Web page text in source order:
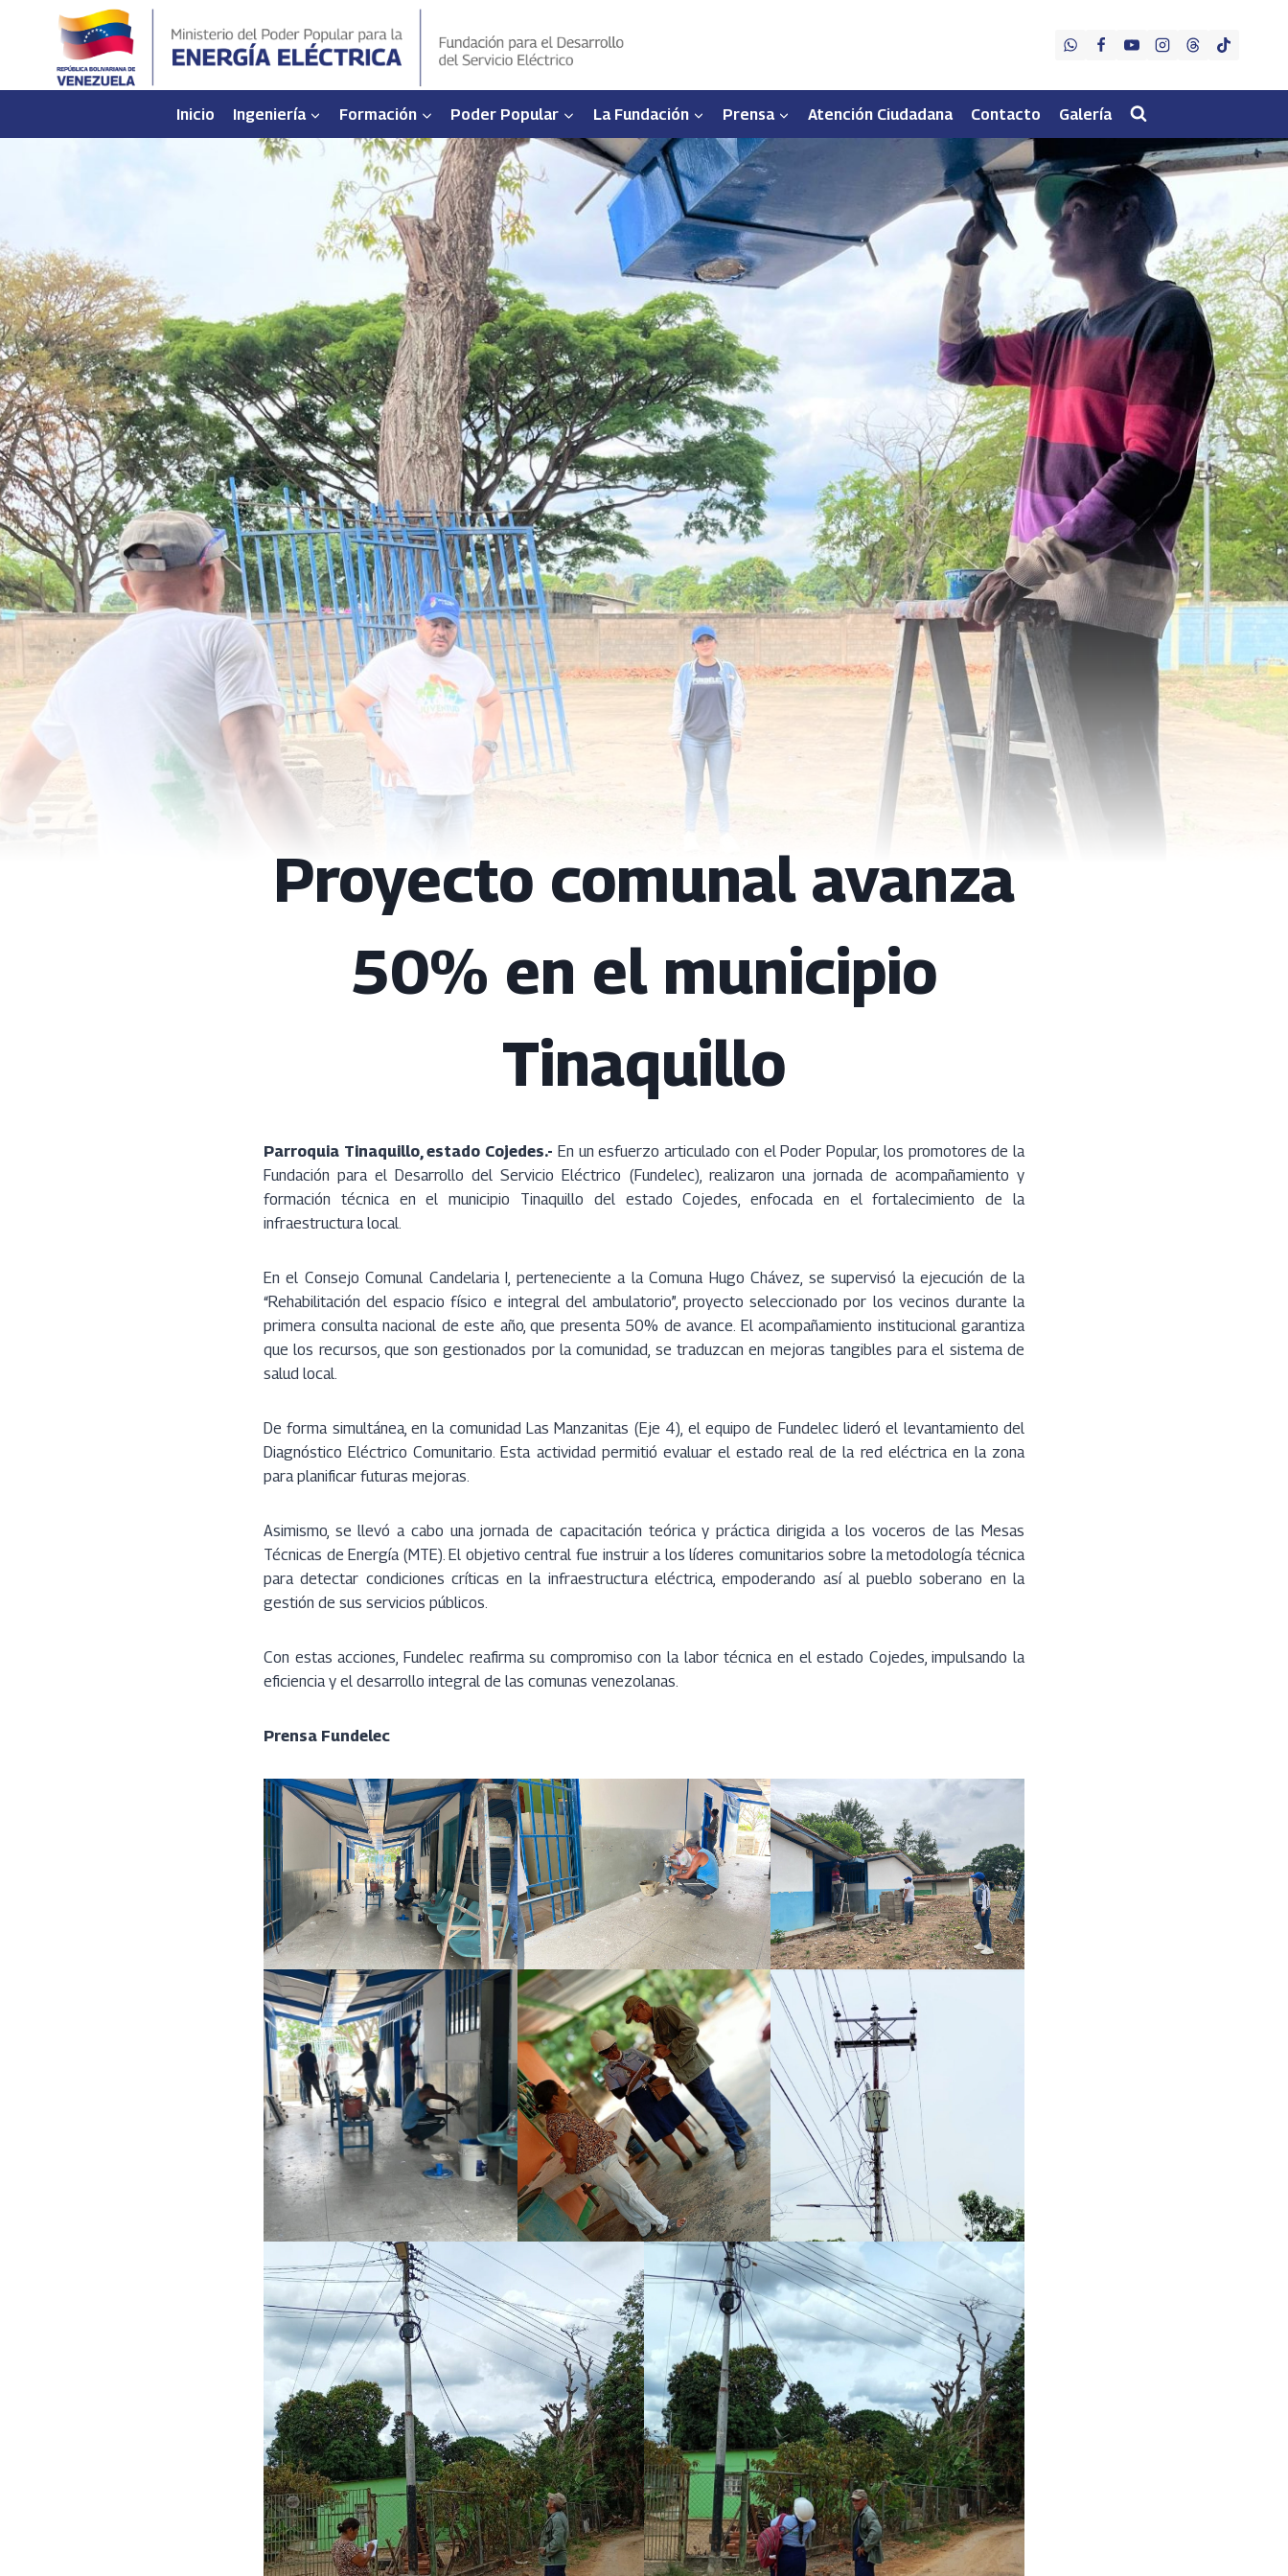
contenido
Inicio Ingeniería Formación Poder Popular La Fundación Prensa Atención Ciudadana Contacto Galería
Proyecto comunal avanza
50% en el municipio
Tinaquillo
Parroquia Tinaquillo, estado Cojedes.- En un esfuerzo articulado con el Poder Popular, los promotores de la
Fundación para el Desarrollo del Servicio Eléctrico (Fundelec), realizaron una jornada de acompañamiento y
formación técnica en el municipio Tinaquillo del estado Cojedes, enfocada en el fortalecimiento de la
infraestructura local.
En el Consejo Comunal Candelaria I, perteneciente a la Comuna Hugo Chávez, se supervisó la ejecución de la
“Rehabilitación del espacio físico e integral del ambulatorio”, proyecto seleccionado por los vecinos durante la
primera consulta nacional de este año, que presenta 50% de avance. El acompañamiento institucional garantiza
que los recursos, que son gestionados por la comunidad, se traduzcan en mejoras tangibles para el sistema de
salud local.
De forma simultánea, en la comunidad Las Manzanitas (Eje 4), el equipo de Fundelec lideró el levantamiento del
Diagnóstico Eléctrico Comunitario. Esta actividad permitió evaluar el estado real de la red eléctrica en la zona
para planificar futuras mejoras.
Asimismo, se llevó a cabo una jornada de capacitación teórica y práctica dirigida a los voceros de las Mesas
Técnicas de Energía (MTE). El objetivo central fue instruir a los líderes comunitarios sobre la metodología técnica
para detectar condiciones críticas en la infraestructura eléctrica, empoderando así al pueblo soberano en la
gestión de sus servicios públicos.
Con estas acciones, Fundelec reafirma su compromiso con la labor técnica en el estado Cojedes, impulsando la
eficiencia y el desarrollo integral de las comunas venezolanas.
Prensa Fundelec